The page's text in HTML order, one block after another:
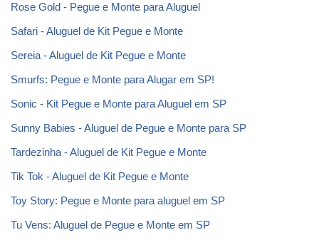
Rose Gold - Pegue e Monte para Aluguel
Safari - Aluguel de Kit Pegue e Monte
Sereia - Aluguel de Kit Pegue e Monte
Smurfs: Pegue e Monte para Alugar em SP!
Sonic - Kit Pegue e Monte para Aluguel em SP
Sunny Babies - Aluguel de Pegue e Monte para SP
Tardezinha - Aluguel de Kit Pegue e Monte
Tik Tok - Aluguel de Kit Pegue e Monte
Toy Story: Pegue e Monte para aluguel em SP
Tu Vens: Aluguel de Pegue e Monte em SP